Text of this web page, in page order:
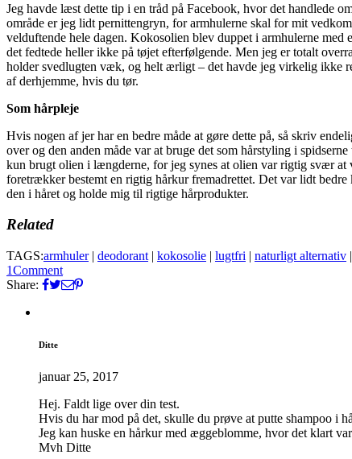
Jeg havde læst dette tip i en tråd på Facebook, hvor det handlede
område er jeg lidt pernittengryn, for armhulerne skal for mit
velduftende hele dagen. Kokosolien blev duppet i armhulerne med
det fedtede heller ikke på tøjet efterfølgende. Men jeg er totalt
holder svedlugten væk, og helt ærligt – det havde jeg virkelig ikke
af derhjemme, hvis du tør.
Som hårpleje
Hvis nogen af jer har en bedre måde at gøre dette på, så skriv
over og den anden måde var at bruge det som hårstyling i
kun brugt olien i længderne, for jeg synes at olien var rigtig svær at
foretrækker bestemt en rigtig hårkur fremadrettet. Det var lidt
den i håret og holde mig til rigtige hårprodukter.
Related
TAGS:armhuler| deodorant | kokosolie | lugtfri | naturligt alternativ |
1Comment
Share:
Ditte
januar 25, 2017
Hej. Faldt lige over din test.
Hvis du har mod på det, skulle du prøve at putte shampoo i
Jeg kan huske en hårkur med æggeblomme, hvor det klart
Mvh Ditte